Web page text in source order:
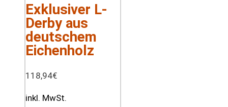
Exklusiver L-
Derby aus
deutschem
Eichenholz
118,94€
inkl. MwSt.